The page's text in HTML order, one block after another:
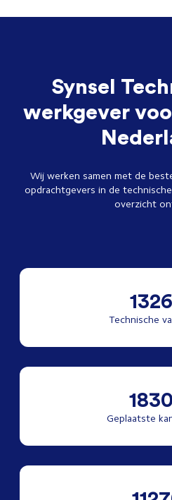
Synsel
werkgever
Wij werken samen met de
opdrachtgevers in de
overzicht
Technische
Geplaatste